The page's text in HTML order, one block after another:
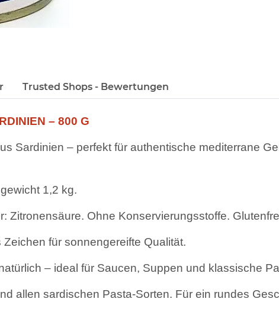
Trusted Shops - Bewertungen
– 800 G
Sardinien – perfekt für authentische mediterrane
1,2 kg.
Zitronensäure. Ohne Konservierungsstoffe.
für sonnengereifte Qualität.
– ideal für Saucen, Suppen und klassische
allen sardischen Pasta-Sorten. Für ein rundes